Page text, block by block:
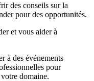
des conseils sur la
pour des opportunités.
et vous aider à
à des événements
pour
domaine.